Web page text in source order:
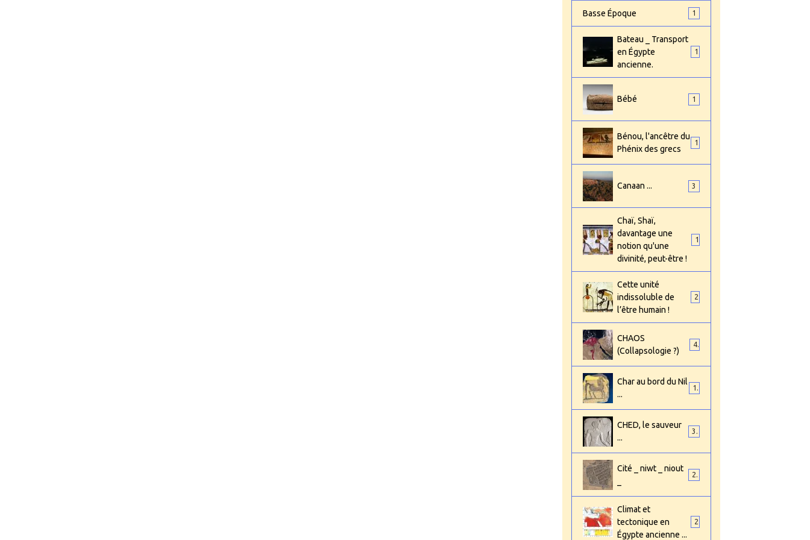
Basse Époque 1
Bateau _ Transport
en Égypte
ancienne.
Bébé 1
Bénou, l'ancêtre du
Phénix des grecs
Canaan ... 3
Chaï, Shaï,
davantage une
notion qu'une
divinité, peut-être !
Cette unité
indissoluble de
l’être humain !
CHAOS
(Collapsologie ?)
4
Char au bord du Nil
...
1
CHED, le sauveur
...
3
Cité _ niwt _ niout
2
Climat et
tectonique en
Égypte ancienne ...